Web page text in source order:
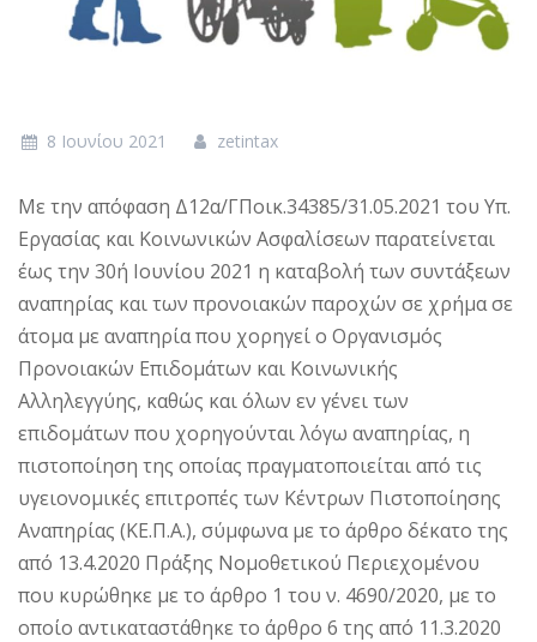
8 Ιουνίου 2021 zetintax
Με την απόφαση Δ12α/ΓΠοικ.34385/31.05.2021 του Υπ.
Εργασίας και Κοινωνικών Ασφαλίσεων παρατείνεται
έως την 30ή Ιουνίου 2021 η καταβολή των συντάξεων
αναπηρίας και των προνοιακών παροχών σε χρήμα σε
άτομα με αναπηρία που χορηγεί ο Οργανισμός
Προνοιακών Επιδομάτων και Κοινωνικής
Αλληλεγγύης, καθώς και όλων εν γένει των
επιδομάτων που χορηγούνται λόγω αναπηρίας, η
πιστοποίηση της οποίας πραγματοποιείται από τις
υγειονομικές επιτροπές των Κέντρων Πιστοποίησης
Αναπηρίας (ΚΕ.Π.Α.), σύμφωνα με το άρθρο δέκατο της
από 13.4.2020 Πράξης Νομοθετικού Περιεχομένου
που κυρώθηκε με το άρθρο 1 του ν. 4690/2020, με το
οποίο αντικαταστάθηκε το άρθρο 6 της από 11.3.2020